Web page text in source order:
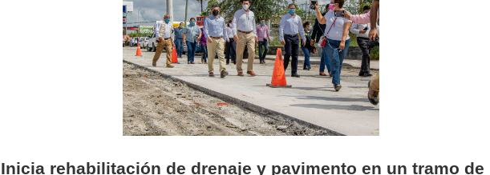
Inicia rehabilitación de drenaje y pavimento en un tramo de